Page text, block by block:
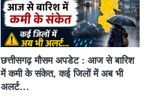
छत्तीसगढ़ मौसम अपडेट : आज से बारिश
में कमी के संकेत, कई जिलों में अब भी
अलर्ट…